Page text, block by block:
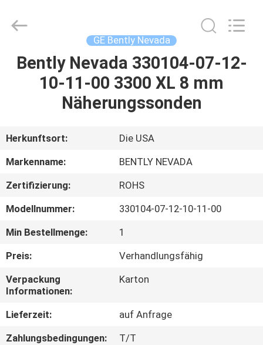
ZU
HAUSE
ÜBER
UNS
WERKSBESICHTIGUNG
QUALITÄTSKONTROLLE
KONTAKT
MIT
UNS
Reserved.
GE Bently Nevada
Bently Nevada 330104-07-12-
10-11-00 3300 XL 8 mm
Näherungssonden
Herkunftsort:
Die USA
Markenname:
BENTLY NEVADA
Zertifizierung:
ROHS
Modellnummer:
330104-07-12-10-11-00
Min Bestellmenge:
1
Preis:
Verhandlungsfähig
Verpackung
Informationen:
Karton
Lieferzeit:
auf Anfrage
Zahlungsbedingungen:
T/T